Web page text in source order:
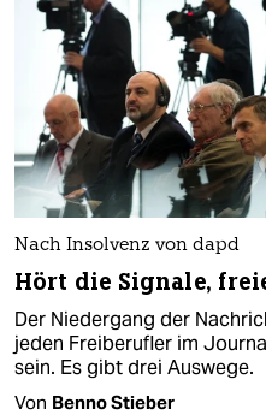
Nach Insolvenz von dapd
Hört die Signale,
Der Niedergang der
jeden Freiberufler im
sein. Es gibt drei Auswege.
Von Benno Stieber